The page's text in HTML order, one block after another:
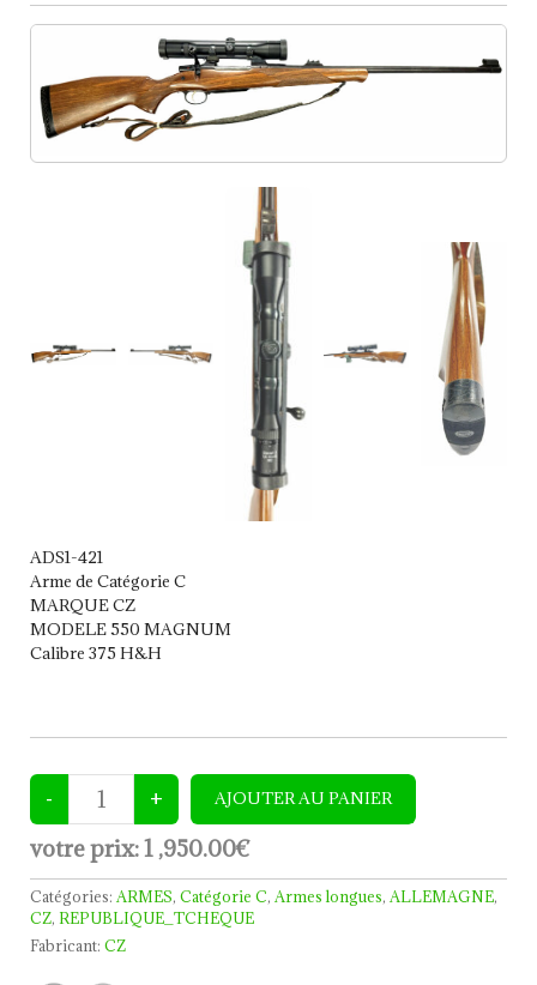
ADS1-421
Arme de Catégorie C
MARQUE CZ
MODELE 550 MAGNUM
Calibre 375 H&H
votre prix:1 ,950.00€
Catégories: ARMES, Catégorie C, Armes longues, ALLEMAGNE,
CZ, REPUBLIQUE_TCHEQUE
Fabricant: CZ